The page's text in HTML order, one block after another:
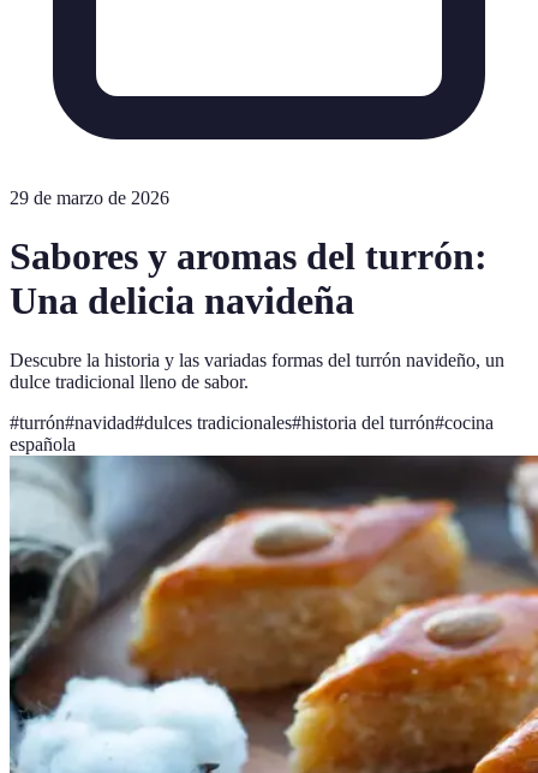
29 de marzo de 2026
Sabores y aromas del turrón:
Una delicia navideña
Descubre la historia y las variadas formas del turrón navideño, un
dulce tradicional lleno de sabor.
#turrón#navidad#dulces tradicionales#historia del turrón#cocina
española